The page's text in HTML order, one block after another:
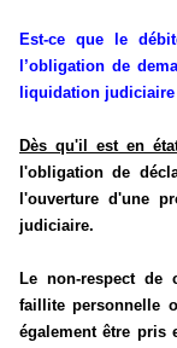
Est-ce que le
l’obligation de
liquidation
Dès qu'il est en
l'obligation de
l'ouverture d'une
judiciaire.
Le non-respect de
faillite personnelle
également être pris